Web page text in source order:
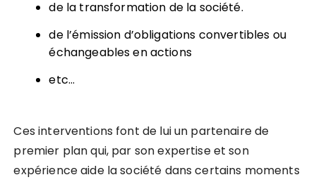
de la transformation de la société.
de l’émission d’obligations convertibles ou
échangeables en actions
etc…
Ces interventions font de lui un partenaire de
premier plan qui, par son expertise et son
expérience aide la société dans certains moments